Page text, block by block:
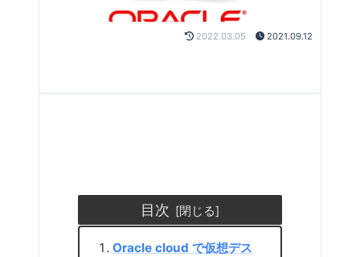
2022.03.05 2021.09.12
目次
Oracle cloud で仮想デス